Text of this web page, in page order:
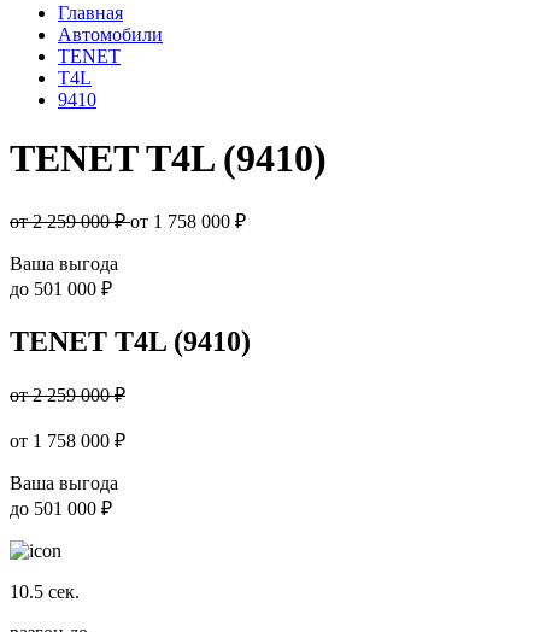
Главная
Автомобили
TENET
T4L
9410
TENET T4L (9410)
от 2 259 000 ₽от 1 758 000 ₽
Ваша выгода
до 501 000 ₽
TENET T4L (9410)
от 2 259 000 ₽
от 1 758 000 ₽
Ваша выгода
до 501 000 ₽
10.5 сек.